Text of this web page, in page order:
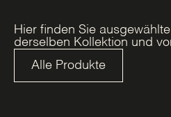
Hier finden Sie
derselben Kollektion und
Alle Produkte